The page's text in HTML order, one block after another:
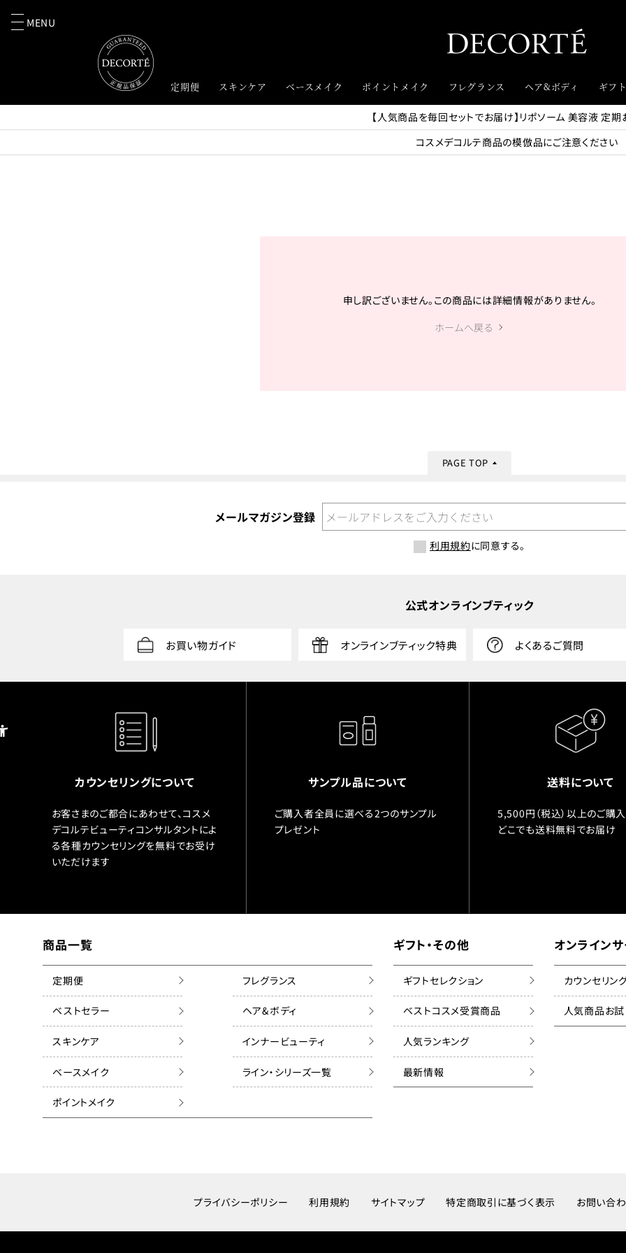
MENU
定期便 スキンケア ベースメイク ポイントメイク フレグランス ヘア&ボディ ギフ
【人気商品を毎回セットでお届け】リポソーム 美容液 定
コスメデコルテ商品の模倣品にご注意ください
申し訳ございません。この商品には詳細情報がありません。
ホームへ戻る
PAGE TOP
メールマガジン登録
利用規約に同意する。
公式オンラインブティック
お買い物ガイド オンラインブティック特典 よくあるご質問
カウンセリングについて
お客さまのご都合にあわせて、コスメ
デコルテビューティコンサルタントによ
る各種カウンセリングを無料でお受け
いただけます
サンプル品について
ご購入者全員に選べる2つのサンプル
プレゼント
送料について
5,500円（税込）以上のご購
どこでも送料無料でお届け
商品一覧
定期便
ベストセラー
スキンケア
ベースメイク
ポイントメイク
フレグランス
ヘア&ボディ
インナービューティ
ライン・シリーズ一覧
ギフト・その他
ギフトセレクション
ベストコスメ受賞商品
人気ランキング
最新情報
オンライン
カウンセリン
人気商品お
プライバシーポリシー 利用規約 サイトマップ 特定商取引に基づく表示 お問い合